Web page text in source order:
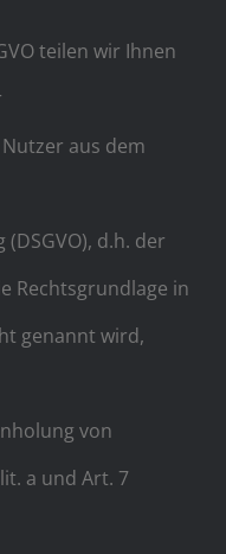
teilen wir Ihnen
aus dem
d.h. der
Rechtsgrundlage in
genannt wird,
von
a und Art. 7